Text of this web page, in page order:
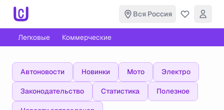
Вся Россия
Легковые Коммерческие
Автоновости Новинки Мото Электро
Законодательство Статистика Полезное